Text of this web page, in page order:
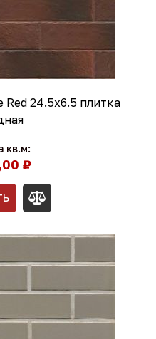
Red 24.5x6.5 плитка
кв.м:
₽